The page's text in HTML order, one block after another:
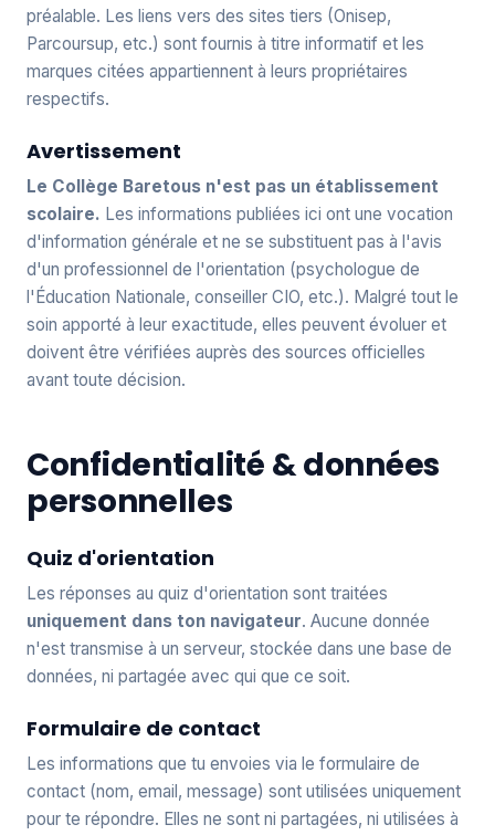
préalable. Les liens vers des sites tiers (Onisep,
Parcoursup, etc.) sont fournis à titre informatif et les
marques citées appartiennent à leurs propriétaires
respectifs.
Avertissement
Le Collège Baretous n'est pas un établissement
scolaire. Les informations publiées ici ont une vocation
d'information générale et ne se substituent pas à l'avis
d'un professionnel de l'orientation (psychologue de
l'Éducation Nationale, conseiller CIO, etc.). Malgré tout le
soin apporté à leur exactitude, elles peuvent évoluer et
doivent être vérifiées auprès des sources officielles
avant toute décision.
Confidentialité & données
personnelles
Quiz d'orientation
Les réponses au quiz d'orientation sont traitées
uniquement dans ton navigateur. Aucune donnée
n'est transmise à un serveur, stockée dans une base de
données, ni partagée avec qui que ce soit.
Formulaire de contact
Les informations que tu envoies via le formulaire de
contact (nom, email, message) sont utilisées uniquement
pour te répondre. Elles ne sont ni partagées, ni utilisées à